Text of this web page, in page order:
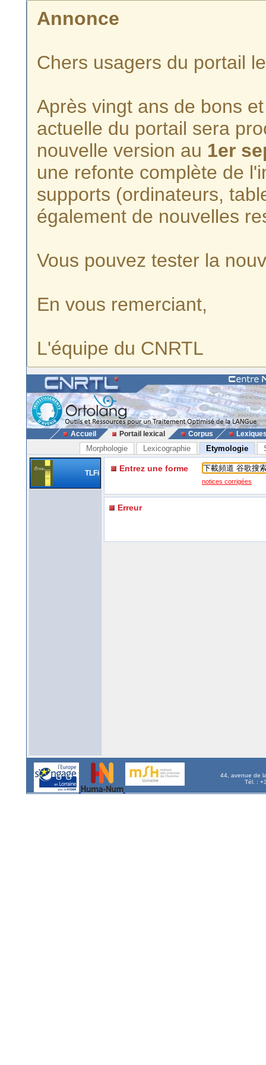
Annonce
Chers usagers du portail
Après vingt ans de bons
actuelle du portail sera
nouvelle version au 1er
une refonte complète de
supports (ordinateurs,
également de nouvelles
Vous pouvez tester la
En vous remerciant,
L'équipe du CNRTL
Accueil Portail lexical Corpus
Morphologie Lexicographie Etymologie
TLFi Entrez une forme
notices corrigées
Erreur
44, avenue de
Tél. :